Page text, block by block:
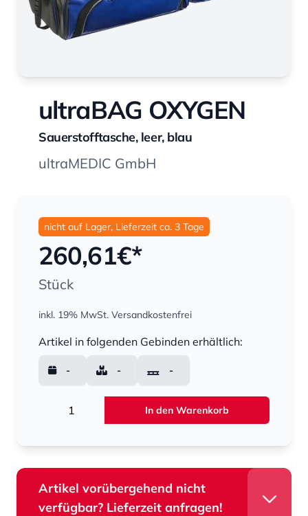
ultraBAG OXYGEN
Sauerstofftasche, leer, blau
ultraMEDIC GmbH
nicht auf Lager, Lieferzeit ca. 3 Tage
260,61€*
Stück
inkl. 19% MwSt. Versandkostenfrei
Artikel in folgenden Gebinden erhältlich:
- - -
In den Warenkorb
Artikel vorübergehend nicht
verfügbar? Lieferzeit anfragen!